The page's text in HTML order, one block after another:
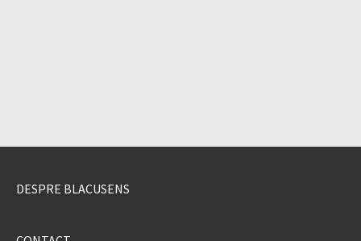
DESPRE BLACUSENS